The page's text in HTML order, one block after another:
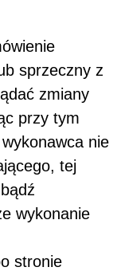
sprzeczny z
zmiany
przy tym
nie
tej
wykonanie
stronie